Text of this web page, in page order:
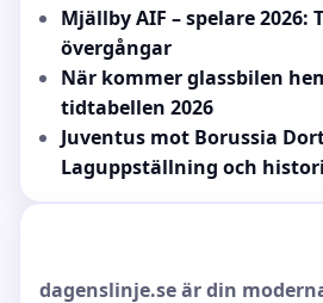
Mjällby AIF – spelare 2026:
övergångar
När kommer glassbilen
tidtabellen 2026
Juventus mot Borussia
Laguppställning och
dagenslinje.se är din